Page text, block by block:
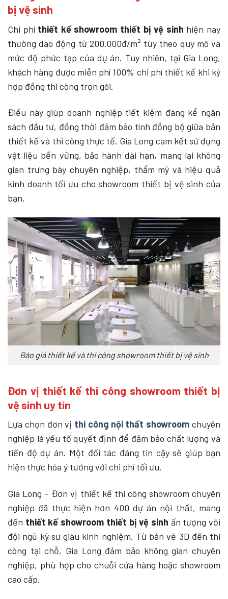
bị vệ sinh
Chi phí thiết kế showroom thiết bị vệ sinh hiện nay
thường dao động từ 200.000đ/m² tùy theo quy mô và
mức độ phức tạp của dự án. Tuy nhiên, tại Gia Long,
khách hàng được miễn phí 100% chi phí thiết kế khi ký
hợp đồng thi công trọn gói.
Điều này giúp doanh nghiệp tiết kiệm đáng kể ngân
sách đầu tư, đồng thời đảm bảo tính đồng bộ giữa bản
thiết kế và thi công thực tế. Gia Long cam kết sử dụng
vật liệu bền vững, bảo hành dài hạn, mang lại không
gian trưng bày chuyên nghiệp, thẩm mỹ và hiệu quả
kinh doanh tối ưu cho showroom thiết bị vệ sinh của
bạn.
Báo giá thiết kế và thi công showroom thiết bị vệ sinh
Đơn vị thiết kế thi công showroom thiết bị
vệ sinh uy tín
Lựa chọn đơn vị thi công nội thất showroom chuyên
nghiệp là yếu tố quyết định để đảm bảo chất lượng và
tiến độ dự án. Một đối tác đáng tin cậy sẽ giúp bạn
hiện thực hóa ý tưởng với chi phí tối ưu.
Gia Long – Đơn vị thiết kế thi công showroom chuyên
nghiệp đã thực hiện hơn 400 dự án nội thất, mang
đến thiết kế showroom thiết bị vệ sinh ấn tượng với
đội ngũ kỹ sư giàu kinh nghiệm. Từ bản vẽ 3D đến thi
công tại chỗ, Gia Long đảm bảo không gian chuyên
nghiệp, phù hợp cho chuỗi cửa hàng hoặc showroom
cao cấp.